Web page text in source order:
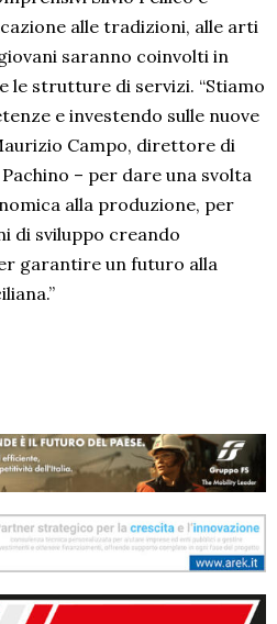
alle tradizioni, alle arti
saranno coinvolti in
le strutture di servizi. “Stiamo
e investendo sulle nuove
Campo, direttore di
– per dare una svolta
alla produzione, per
di sviluppo creando
garantire un futuro alla